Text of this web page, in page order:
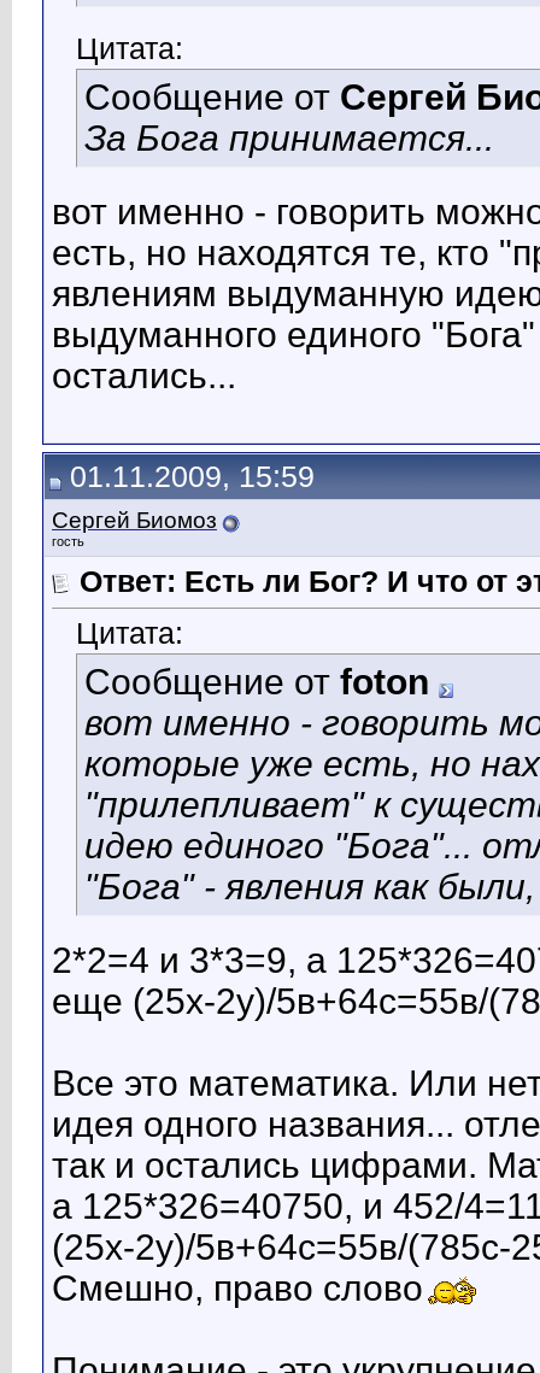
Цитата:
Сообщение от Сергей
За Бога принимается...
вот именно - говорить
есть, но находятся те, кто
явлениям выдуманную
выдуманного единого
остались...
01.11.2009, 15:59
Сергей Биомоз
гость
Ответ: Есть ли Бог? И что от
Цитата:
Сообщение от foton
вот именно - говорить
которые уже есть, но
"прилепливает" к
идею единого "Бога"...
"Бога" - явления как
2*2=4 и 3*3=9, а
еще (25х-2у)/5в+64с=55в/
Все это математика. Или
идея одного названия...
так и остались цифрами.
а 125*326=40750, и 452/
(25х-2у)/5в+64с=55в/(785с-
Смешно, право слово